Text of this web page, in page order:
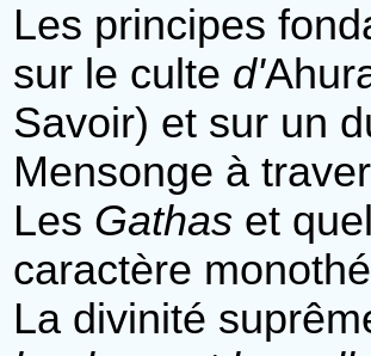
Les principes
sur le culte d'
Savoir) et sur un
Mensonge à
Les Gathas et
caractère
La divinité